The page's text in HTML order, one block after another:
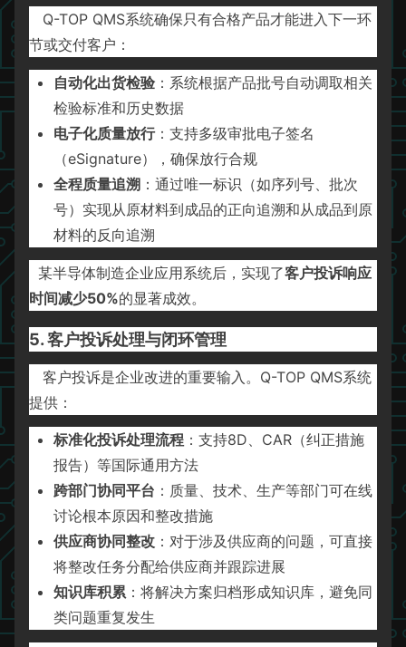
Q-TOP QMS系统确保只有合格产品才能进入下一环
节或交付客户：
自动化出货检验 ：系统根据产品批号自动调取相关
检验标准和历史数据
电子化质量放行：支持多级审批电子签名
（eSignature），确保放行合规
全程质量追溯 ：通过唯一标识（如序列号、批次
号）实现从原材料到成品的正向追溯和从成品到原
材料的反向追溯
某半导体制造企业应用系统后，实现了客户投诉响应
时间减少50%的显著成效。
5. 客户投诉处理与闭环管理
客户投诉是企业改进的重要输入。Q-TOP QMS系统
提供：
标准化投诉处理流程 ：支持8D、CAR（纠正措施
报告）等国际通用方法
跨部门协同平台 ：质量、技术、生产等部门可在线
讨论根本原因和整改措施
供应商协同整改 ：对于涉及供应商的问题，可直接
将整改任务分配给供应商并跟踪进展
知识库积累 ：将解决方案归档形成知识库，避免同
类问题重复发生